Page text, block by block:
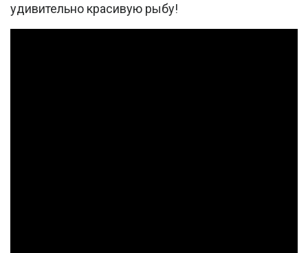
удивительно красивую рыбу!